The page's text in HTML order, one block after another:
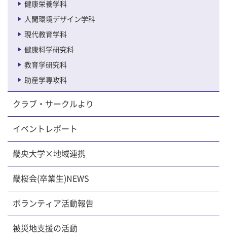
健康栄養学科
人間環境デザイン学科
現代教育学科
健康科学研究科
教育学研究科
助産学専攻科
クラブ・サークルより
イベントレポート
畿央大学×地域連携
畿桜会(卒業生)NEWS
ボランティア活動報告
被災地支援の活動